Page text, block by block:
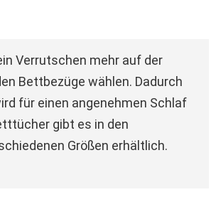
Verrutschen mehr auf der
Bettbezüge wählen. Dadurch
für einen angenehmen Schlaf
gibt es in den
Größen erhältlich.